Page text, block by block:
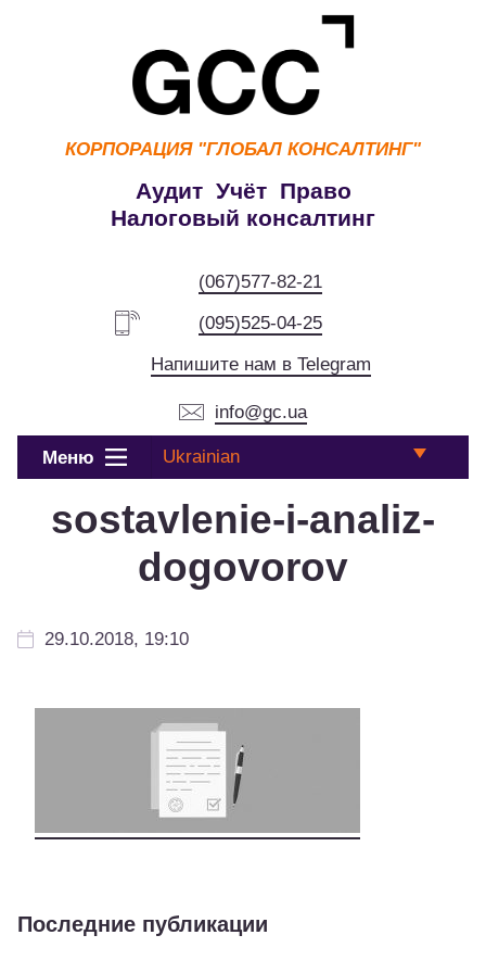
КОРПОРАЦИЯ "ГЛОБАЛ КОНСАЛТИНГ"
Аудит Учёт Право
Налоговый консалтинг
(067)577-82-21
(095)525-04-25
Напишите нам в Telegram
info@gc.ua
Меню Ukrainian
sostavlenie-i-analiz-
dogovorov
29.10.2018, 19:10
Последние публикации